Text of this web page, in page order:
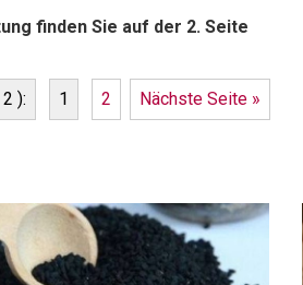
finden Sie auf der 2. Seite
): 1 2 Nächste Seite »